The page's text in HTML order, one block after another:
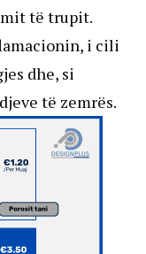
të trupit.
i cili
dhe, si
të zemrës.